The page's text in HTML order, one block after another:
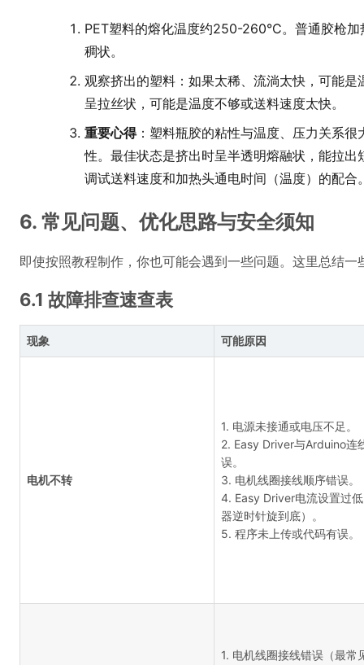
PET塑料的熔化温度约250-260°C。普通胶枪
稠状。
观察挤出的塑料：如果太稀、流淌太快，可能
呈拉丝状，可能是温度不够或送料速度太快。
重要心得：塑料瓶胶的粘性与温度、压力关系
性。最佳状态是挤出时呈半透明熔融状，能拉
调试送料速度和加热头通电时间（温度）的配合
6. 常见问题、优化思路与安全须知
即使按照教程制作，你也可能会遇到一些问题。这里总结一
6.1 故障排查速查表
现象 可能原因
电机不转
1. 电源未接通或电压不足。
2. Easy Driver与Arduino连
误。
3. 电机线圈接线顺序错误。
4. Easy Driver电流设置过
器逆时针旋到底）。
5. 程序未上传或代码有误。
1. 电机线圈接线错误（最常